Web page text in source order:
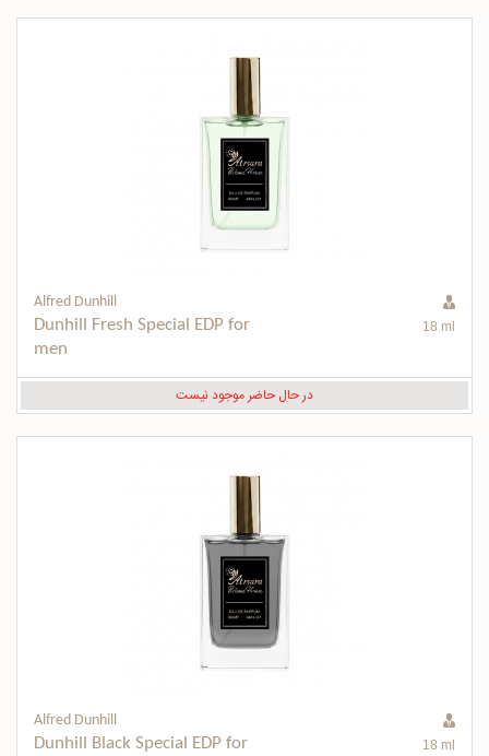
Alfred Dunhill
Dunhill Fresh Special EDP for
men
18 ml
در حال حاضر موجود نیست
Alfred Dunhill
Dunhill Black Special EDP for
18 ml